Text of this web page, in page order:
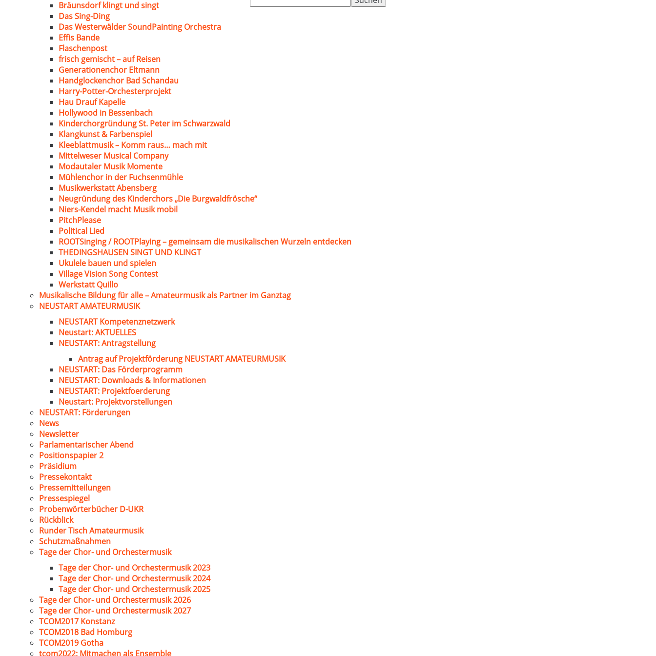
nach:
Bräunsdorf klingt und singt
Das Sing-Ding
Das Westerwälder SoundPainting Orchestra
Effis Bande
Flaschenpost
frisch gemischt – auf Reisen
Generationenchor Eltmann
Handglockenchor Bad Schandau
Harry-Potter-Orchesterprojekt
Hau Drauf Kapelle
Hollywood in Bessenbach
Kinderchorgründung St. Peter im Schwarzwald
Klangkunst & Farbenspiel
Kleeblattmusik – Komm raus… mach mit
Mittelweser Musical Company
Modautaler Musik Momente
Mühlenchor in der Fuchsenmühle
Musikwerkstatt Abensberg
Neugründung des Kinderchors „Die Burgwaldfrösche“
Niers-Kendel macht Musik mobil
PitchPlease
Political Lied
ROOTSinging / ROOTPlaying – gemeinsam die musikalischen Wurzeln entdecken
THEDINGSHAUSEN SINGT UND KLINGT
Ukulele bauen und spielen
Village Vision Song Contest
Werkstatt Quillo
Musikalische Bildung für alle – Amateurmusik als Partner im Ganztag
NEUSTART AMATEURMUSIK
NEUSTART Kompetenznetzwerk
Neustart: AKTUELLES
NEUSTART: Antragstellung
Antrag auf Projektförderung NEUSTART AMATEURMUSIK
NEUSTART: Das Förderprogramm
NEUSTART: Downloads & Informationen
NEUSTART: Projektfoerderung
Neustart: Projektvorstellungen
NEUSTART: Förderungen
News
Newsletter
Parlamentarischer Abend
Positionspapier 2
Präsidium
Pressekontakt
Pressemitteilungen
Pressespiegel
Probenwörterbücher D-UKR
Rückblick
Runder Tisch Amateurmusik
Schutzmaßnahmen
Tage der Chor- und Orchestermusik
Tage der Chor- und Orchestermusik 2023
Tage der Chor- und Orchestermusik 2024
Tage der Chor- und Orchestermusik 2025
Tage der Chor- und Orchestermusik 2026
Tage der Chor- und Orchestermusik 2027
TCOM2017 Konstanz
TCOM2018 Bad Homburg
TCOM2019 Gotha
tcom2022: Mitmachen als Ensemble